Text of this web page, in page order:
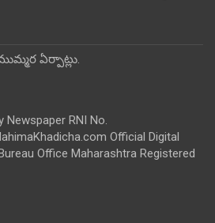
ఏర్పాట్లు.
Newspaper RNI No.
Official Digital
Office Maharashtra Registered